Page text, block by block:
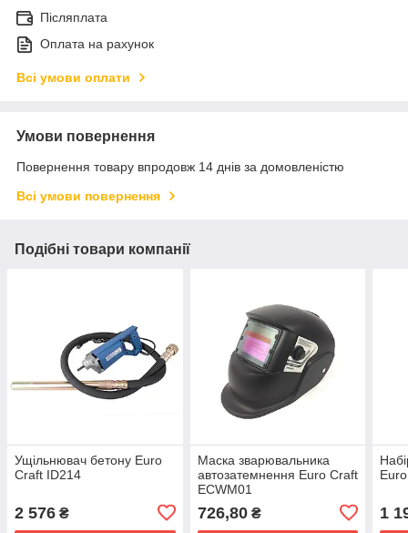
Післяплата
Оплата на рахунок
Всі умови оплати
Умови повернення
Повернення товару впродовж 14 днів за домовленістю
Всі умови повернення
Подібні товари компанії
Ущільнювач бетону Euro
Craft ID214
2 576 ₴
Маска зварювальника
автозатемнення Euro Craft
ECWM01
726,80₴ 1